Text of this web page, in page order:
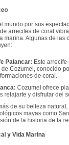
mundo por sus
arrecifes de coral
marina. Algunas de las
Palancar: Este
de Cozumel, conocido
de coral.
Cozumel ofrece
relajarte y disfrutar del
de su belleza
mayas como
de la historia de la
y Vida Marina